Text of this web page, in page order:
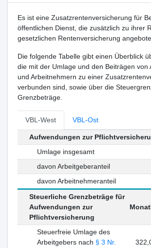
Es ist eine Zusatzrentenversicherung für
öffentlichen Dienst, die zusätzlich zu ihrer
gesetzlichen Rentenversicherung
Die folgende Tabelle gibt einen Überblick
die mit der Umlage und den Beiträgen von
und Arbeitnehmern zu einer
verbunden sind, sowie über die
Grenzbeträge.
VBL-West VBL-Ost
Aufwendungen zur
Umlage insgesamt
davon Arbeitgeberanteil
davon Arbeitnehmeranteil
Steuerliche Grenzbeträge für
Aufwendungen zur
Pflichtversicherung
Steuerfreie Umlage des
Arbeitgebers nach § 3 Nr.